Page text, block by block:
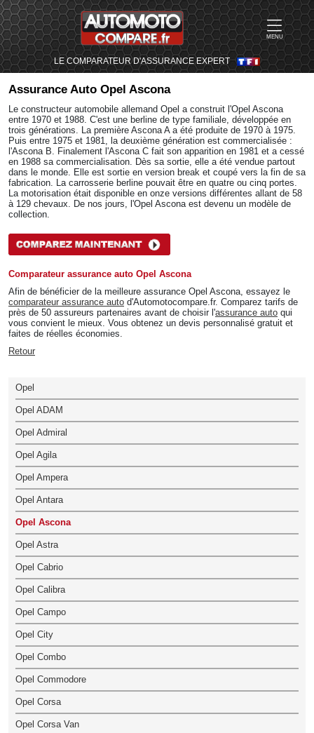
MENU
LE COMPARATEUR D'ASSURANCE EXPERT
Assurance Auto Opel Ascona
Le constructeur automobile allemand Opel a construit l'Opel Ascona
entre 1970 et 1988. C'est une berline de type familiale, développée en
trois générations. La première Ascona A a été produite de 1970 à 1975.
Puis entre 1975 et 1981, la deuxième génération est commercialisée :
l'Ascona B. Finalement l'Ascona C fait son apparition en 1981 et a cessé
en 1988 sa commercialisation. Dès sa sortie, elle a été vendue partout
dans le monde. Elle est sortie en version break et coupé vers la fin de sa
fabrication. La carrosserie berline pouvait être en quatre ou cinq portes.
La motorisation était disponible en onze versions différentes allant de 58
à 129 chevaux. De nos jours, l'Opel Ascona est devenu un modèle de
collection.
Comparateur assurance auto Opel Ascona
Afin de bénéficier de la meilleure assurance Opel Ascona, essayez le
comparateur assurance auto d'Automotocompare.fr. Comparez tarifs de
près de 50 assureurs partenaires avant de choisir l'assurance auto qui
vous convient le mieux. Vous obtenez un devis personnalisé gratuit et
faites de réelles économies.
Retour
Opel
Opel ADAM
Opel Admiral
Opel Agila
Opel Ampera
Opel Antara
Opel Ascona
Opel Astra
Opel Cabrio
Opel Calibra
Opel Campo
Opel City
Opel Combo
Opel Commodore
Opel Corsa
Opel Corsa Van